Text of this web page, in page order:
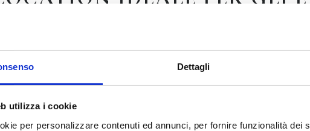
Dettagli
utilizza i cookie
per personalizzare contenuti ed annunci, per fornire funzionalità dei